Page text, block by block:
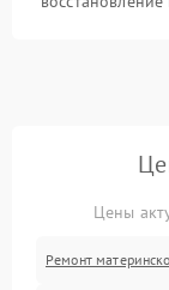
Цены
Ремонт